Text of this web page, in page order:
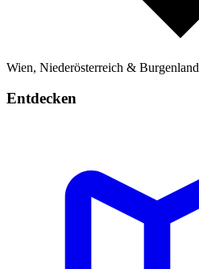
Wien, Niederösterreich & Burgenland
Entdecken